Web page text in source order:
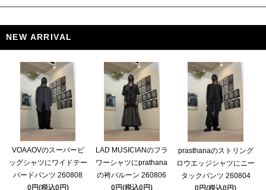
NEW ARRIVAL
VOAAOVのスーパービ
ッグシャツにワイドテー
パードパンツ 260808
0円(税込0円)
LAD MUSICIANのフラ
ワーシャツにprathana
の袴バルーン 260806
0円(税込0円)
prasthanaのストリング
ロウエッジシャツにニー
タックパンツ 260804
0円(税込0円)